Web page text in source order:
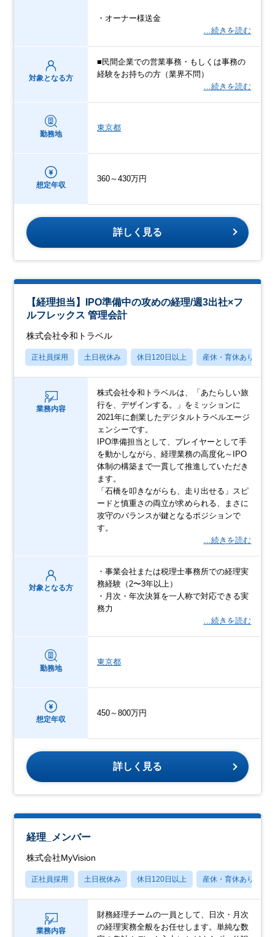
・オーナー様送金
…続きを読む
対象となる方
■民間企業での営業事務・もしくは事務の
経験をお持ちの方（業界不問）
…続きを読む
勤務地
東京都
想定年収
360～430万円
詳しく見る
【経理担当】IPO準備中の攻めの経理/週3出社×フ
ルフレックス 管理会計
株式会社令和トラベル
正社員採用 土日祝休み 休日120日以上 産休・育休あり
業務内容
株式会社令和トラベルは、「あたらしい旅
行を、デザインする。」をミッションに
2021年に創業したデジタルトラベルエージ
ェンシーです。
IPO準備担当として、プレイヤーとして手
を動かしながら、経理業務の高度化～IPO
体制の構築まで一貫して推進していただき
ます。
「石橋を叩きながらも、走り出せる」スピ
ードと慎重さの両立が求められる、まさに
攻守のバランスが鍵となるポジションで
す。
…続きを読む
対象となる方
・事業会社または税理士事務所での経理実
務経験（2〜3年以上）
・月次・年次決算を一人称で対応できる実
務力
…続きを読む
勤務地
東京都
想定年収
450～800万円
詳しく見る
経理_メンバー
株式会社MyVision
正社員採用 土日祝休み 休日120日以上 産休・育休あり
業務内容
財務経理チームの一員として、日次・月次
の経理実務全般をお任せします。単純な数